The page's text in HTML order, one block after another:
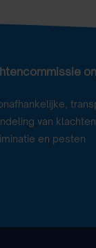
van
en pesten